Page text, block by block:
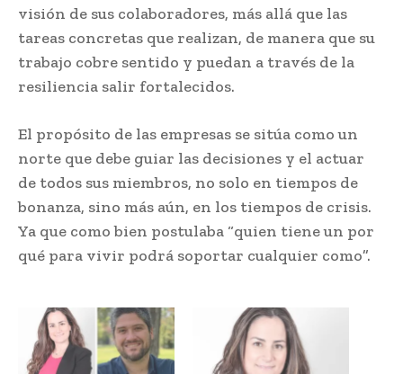
visión de sus colaboradores, más allá que las
tareas concretas que realizan, de manera que su
trabajo cobre sentido y puedan a través de la
resiliencia salir fortalecidos.
El propósito de las empresas se sitúa como un
norte que debe guiar las decisiones y el actuar
de todos sus miembros, no solo en tiempos de
bonanza, sino más aún, en los tiempos de crisis.
Ya que como bien postulaba “quien tiene un por
qué para vivir podrá soportar cualquier como”.